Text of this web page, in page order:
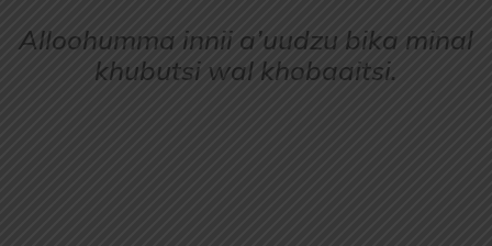
Alloohumma innii a’uudzu bika minal
khubutsi wal khobaaitsi.